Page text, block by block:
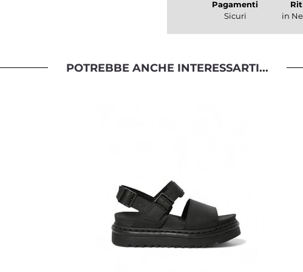
Pagamenti
Sicuri
in
POTREBBE ANCHE INTERESSARTI...